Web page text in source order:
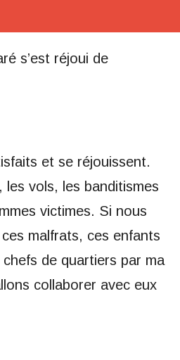
s’est réjoui de
et se réjouissent.
vols, les banditismes
victimes. Si nous
malfrats, ces enfants
de quartiers par ma
collaborer avec eux